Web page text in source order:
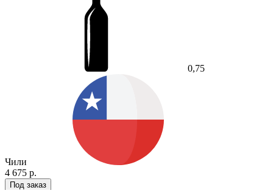
0,75
Чили
4 675 р.
Под заказ